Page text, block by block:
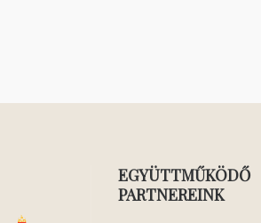
EGYÜTTMŰKÖDŐ
PARTNEREINK